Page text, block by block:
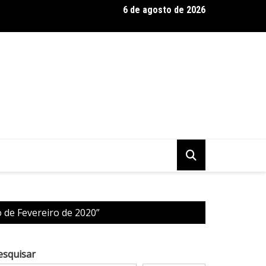
Baseadas em Plantas: Qualidade Importa Mais Que Quantidade,
6 de agosto de 2026
Fevereiro de 2020”